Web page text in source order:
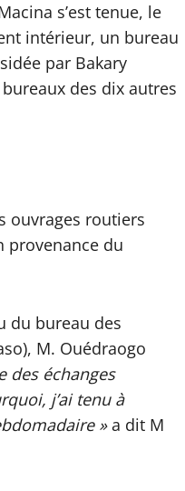
s’est tenue, le
intérieur, un bureau
par Bakary
des dix autres
ouvrages routiers
provenance du
du bureau des
M. Ouédraogo
des échanges
j’ai tenu à
»a dit M